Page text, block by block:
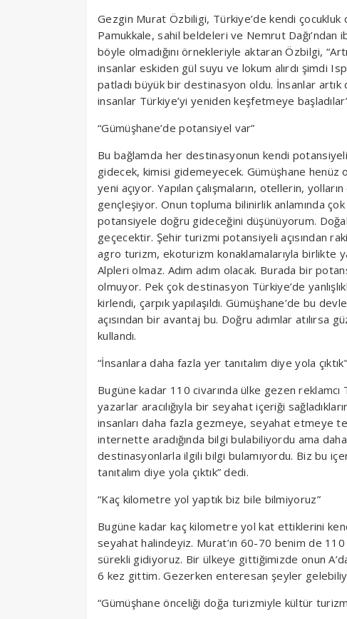
Gezgin Murat Özbiligi, Türkiye’de kendi
Pamukkale, sahil beldeleri ve Nemrut Dağı’ndan
böyle olmadığını örnekleriyle aktaran Özbilgi,
insanlar eskiden gül suyu ve lokum alırdı şimdi
patladı büyük bir destinasyon oldu. İnsanlar
insanlar Türkiye’yi yeniden keşfetmeye
“Gümüşhane’de potansiyel var”
Bu bağlamda her destinasyonun kendi
gidecek, kimisi gidemeyecek. Gümüşhane
yeni açıyor. Yapılan çalışmaların, otellerin,
gençleşiyor. Onun topluma bilinirlik anlamında
potansiyele doğru gideceğini düşünüyorum.
geçecektir. Şehir turizmi potansiyeli açısından
agro turizm, ekoturizm konaklamalarıyla birlikte
Alpleri olmaz. Adım adım olacak. Burada bir
olmuyor. Pek çok destinasyon Türkiye’de
kirlendi, çarpık yapılaşıldı. Gümüşhane’de bu
açısından bir avantaj bu. Doğru adımlar atılırsa
kullandı.
“İnsanlara daha fazla yer tanıtalım diye yola çıktık”
Bugüne kadar 110 civarında ülke gezen
yazarlar aracılığıyla bir seyahat içeriği
insanları daha fazla gezmeye, seyahat etmeye
internette aradığında bilgi bulabiliyordu ama
destinasyonlarla ilgili bilgi bulamıyordu. Biz bu
tanıtalım diye yola çıktık” dedi.
“Kaç kilometre yol yaptık biz bile bilmiyoruz”
Bugüne kadar kaç kilometre yol kat ettiklerini
seyahat halindeyiz. Murat’ın 60-70 benim de
sürekli gidiyoruz. Bir ülkeye gittiğimizde onun
6 kez gittim. Gezerken enteresan şeyler
“Gümüşhane önceliği doğa turizmiyle kültür